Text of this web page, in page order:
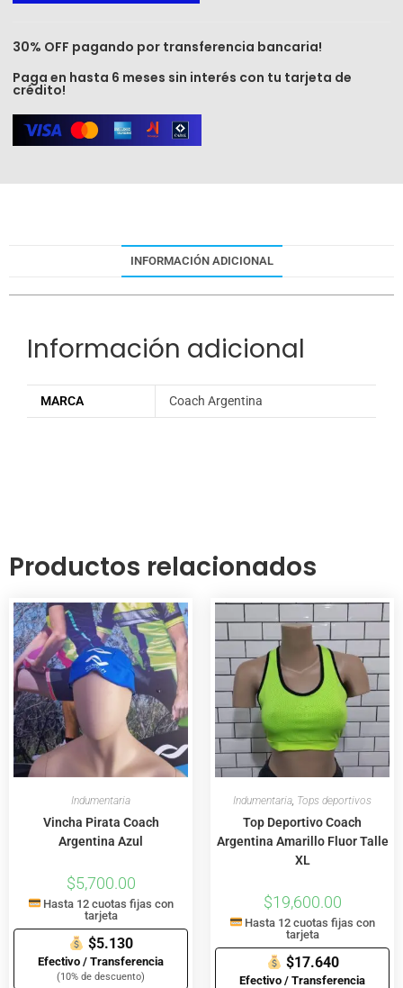
30% OFF pagando por transferencia bancaria!
Paga en hasta 6 meses sin interés con tu tarjeta de
crédito!
INFORMACIÓN ADICIONAL
Información adicional
MARCA Coach Argentina
Productos relacionados
Indumentaria
Vincha Pirata Coach
Argentina Azul
$5,700.00
Hasta 12 cuotas fijas con
tarjeta
$5.130
Efectivo / Transferencia
(10% de descuento)
Indumentaria, Tops deportivos
Top Deportivo Coach
Argentina Amarillo Fluor Talle
XL
$19,600.00
Hasta 12 cuotas fijas con
tarjeta
$17.640
Efectivo / Transferencia